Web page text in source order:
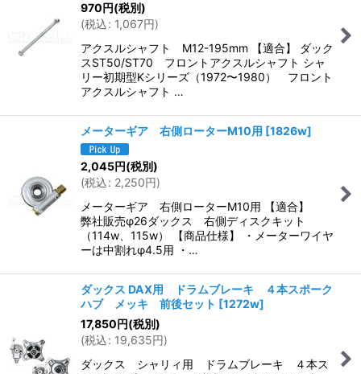
970円(税別)
(税込: 1,067円)
アクスルシャフト M12-195mm 【適合】 ダック
スST50/ST70 フロントアクスルシャフト シャ
リー初期型Kシリーズ（1972〜1980） フロント
アクスルシャフト …
メーターギア 右側ローターM10用 [1826w]
2,045円(税別)
(税込: 2,250円)
メーターギア 右側ローターM10用 【適合】
弊社販売φ26ダックス 右側ディスクキット
（114w、115w） 【商品仕様】 ・メーターワイヤ
ーは中割れφ4.5用 ・…
ダックス DAX用 ドラムブレーキ ４本スポーク
ハブ メッキ 前後セット [1272w]
17,850円(税別)
(税込: 19,635円)
ダックス シャリィ用 ドラムブレーキ ４本ス